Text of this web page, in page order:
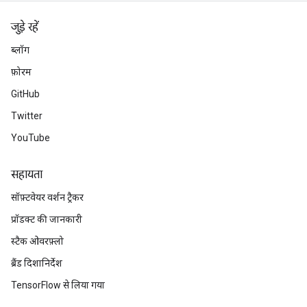
जुड़े रहें
ब्लॉग
फ़ोरम
GitHub
Twitter
YouTube
सहायता
सॉफ़्टवेयर वर्शन ट्रैकर
प्रॉडक्ट की जानकारी
स्टैक ओवरफ़्लो
ब्रैंड दिशानिर्देश
TensorFlow से लिया गया